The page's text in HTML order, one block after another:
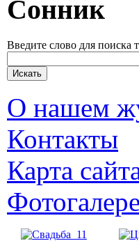
Сонник
Введите слово для поиска
О нашем
Контакты
Карта